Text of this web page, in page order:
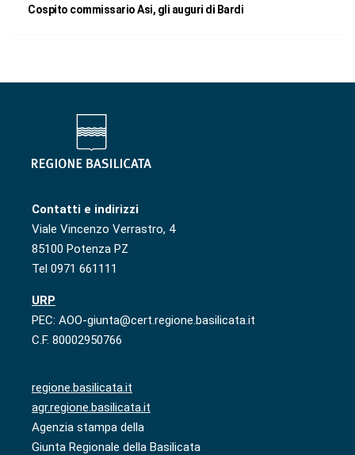
Cospito commissario Asi, gli auguri di Bardi
Contatti e indirizzi
Viale Vincenzo Verrastro, 4
85100 Potenza PZ
Tel 0971 661111
URP
PEC: AOO-giunta@cert.regione.basilicata.it
C.F. 80002950766
regione.basilicata.it
agr.regione.basilicata.it
Agenzia stampa della
Giunta Regionale della Basilicata